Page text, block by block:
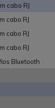
cabo RJ
cabo RJ
cabo RJ
cabo RJ
Bluetooth